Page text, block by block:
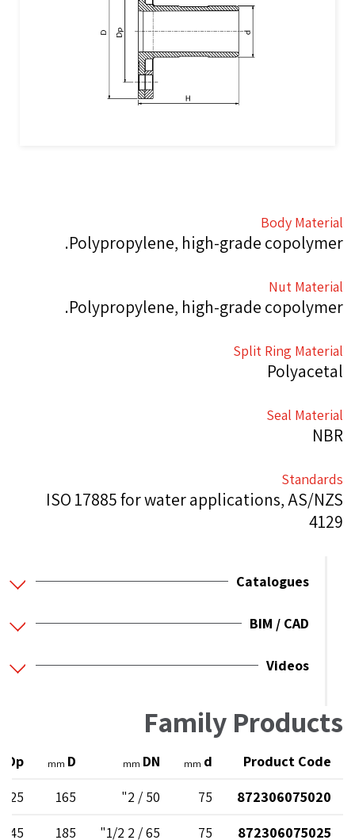
Body Material
Polypropylene, high-grade copolymer.
Nut Material
Polypropylene, high-grade copolymer.
Split Ring Material
Polyacetal
Seal Material
NBR
Standards
ISO 17885 for water applications, AS/NZS
4129
Catalogues
BIM / CAD
Videos
Family Products
Product Code
d
mm
DN
mm
D
mm
Dp
872306075020
75
50 / 2"
165
125
872306075025
75
65 / 2 1/2"
185
145